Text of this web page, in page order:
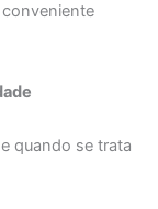
quando se trata